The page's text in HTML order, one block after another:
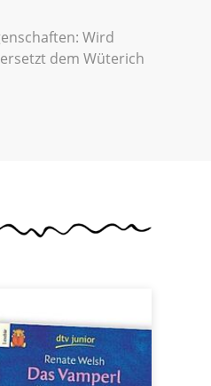
Wird
dem Wüterich